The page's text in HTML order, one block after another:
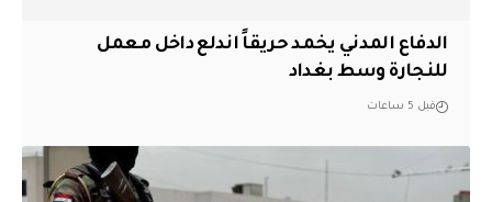
الدفاع المدني يخمد حريقاً اندلع داخل معمل
للنجارة وسط بغداد
قبل 5 ساعات